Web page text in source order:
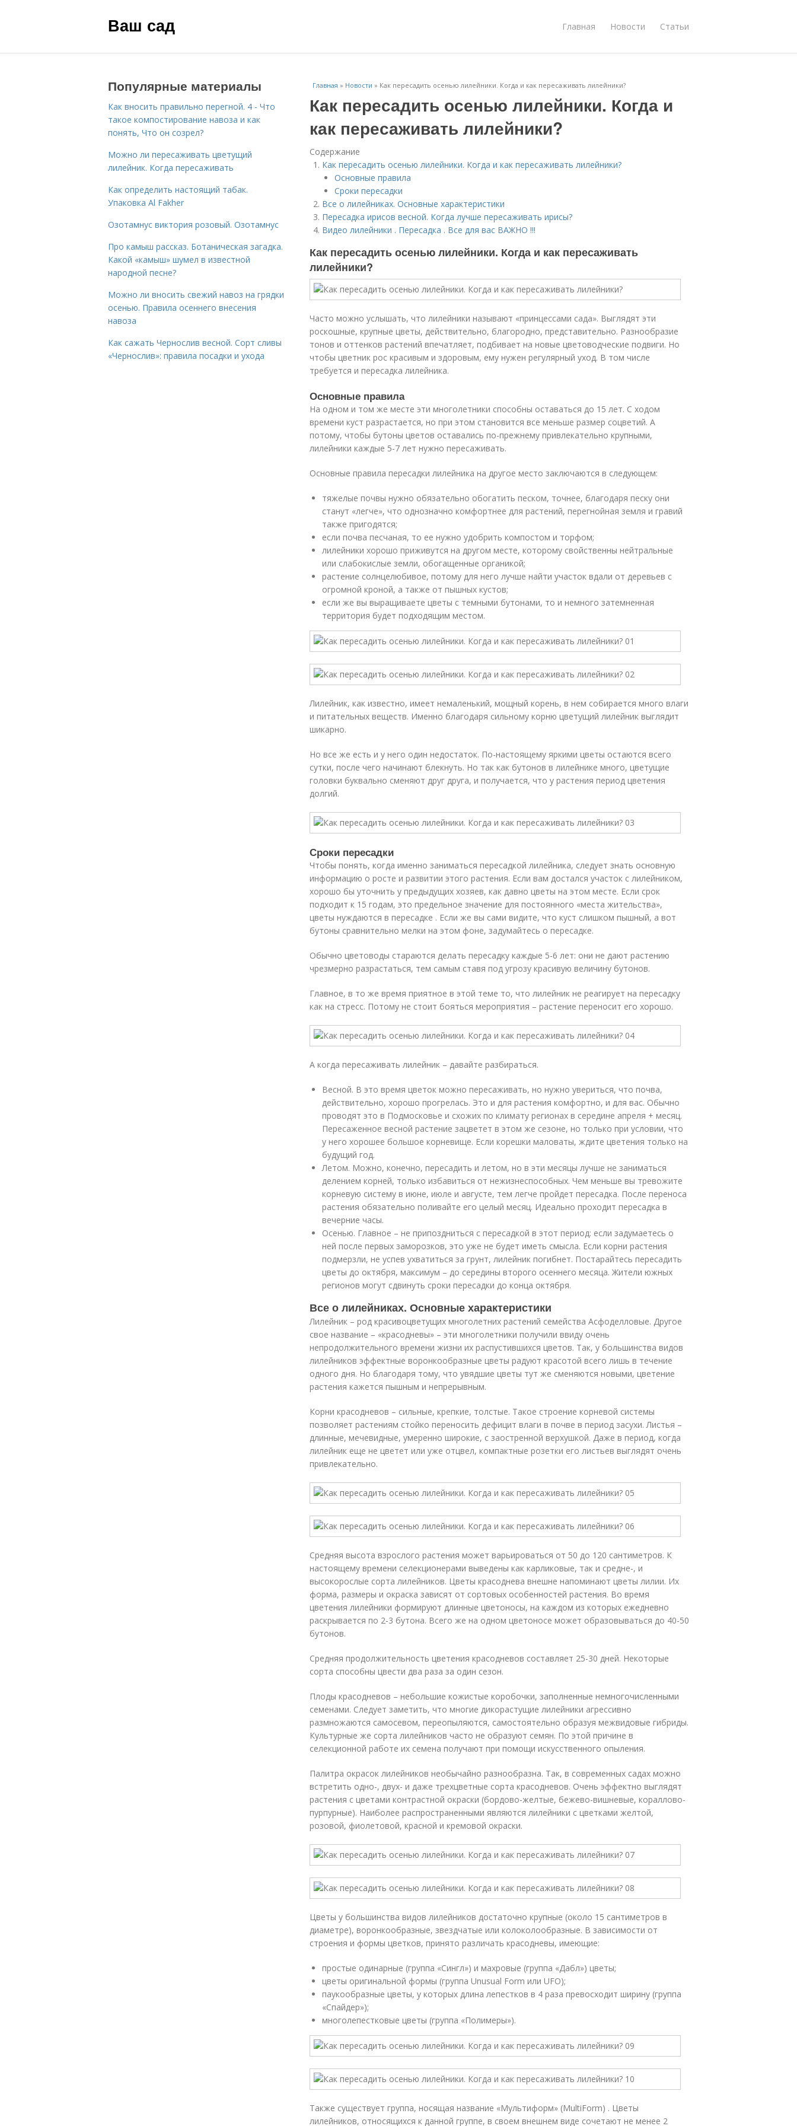
Ваш сад Главная Новости Статьи
Главная » Новости » Как пересадить осенью лилейники. Когда и как пересаживать лилейники?
Как пересадить осенью лилейники. Когда и
как пересаживать лилейники?
Содержание
Как пересадить осенью лилейники. Когда и как пересаживать лилейники?
Основные правила
Сроки пересадки
Все о лилейниках. Основные характеристики
Пересадка ирисов весной. Когда лучше пересаживать ирисы?
Видео лилейники . Пересадка . Все для вас ВАЖНО !!!
Как пересадить осенью лилейники. Когда и как пересаживать
лилейники?
Часто можно услышать, что лилейники называют «принцессами сада». Выглядят эти
роскошные, крупные цветы, действительно, благородно, представительно. Разнообразие
тонов и оттенков растений впечатляет, подбивает на новые цветоводческие подвиги. Но
чтобы цветник рос красивым и здоровым, ему нужен регулярный уход. В том числе
требуется и пересадка лилейника.
Основные правила
На одном и том же месте эти многолетники способны оставаться до 15 лет. С ходом
времени куст разрастается, но при этом становится все меньше размер соцветий. А
потому, чтобы бутоны цветов оставались по-прежнему привлекательно крупными,
лилейники каждые 5-7 лет нужно пересаживать.
Основные правила пересадки лилейника на другое место заключаются в следующем:
тяжелые почвы нужно обязательно обогатить песком, точнее, благодаря песку они
станут «легче», что однозначно комфортнее для растений, перегнойная земля и гравий
также пригодятся;
если почва песчаная, то ее нужно удобрить компостом и торфом;
лилейники хорошо приживутся на другом месте, которому свойственны нейтральные
или слабокислые земли, обогащенные органикой;
растение солнцелюбивое, потому для него лучше найти участок вдали от деревьев с
огромной кроной, а также от пышных кустов;
если же вы выращиваете цветы с темными бутонами, то и немного затемненная
территория будет подходящим местом.
Лилейник, как известно, имеет немаленький, мощный корень, в нем собирается много влаги
и питательных веществ. Именно благодаря сильному корню цветущий лилейник выглядит
шикарно.
Но все же есть и у него один недостаток. По-настоящему яркими цветы остаются всего
сутки, после чего начинают блекнуть. Но так как бутонов в лилейнике много, цветущие
головки буквально сменяют друг друга, и получается, что у растения период цветения
долгий.
Сроки пересадки
Чтобы понять, когда именно заниматься пересадкой лилейника, следует знать основную
информацию о росте и развитии этого растения. Если вам достался участок с лилейником,
хорошо бы уточнить у предыдущих хозяев, как давно цветы на этом месте. Если срок
подходит к 15 годам, это предельное значение для постоянного «места жительства»,
цветы нуждаются в пересадке . Если же вы сами видите, что куст слишком пышный, а вот
бутоны сравнительно мелки на этом фоне, задумайтесь о пересадке.
Обычно цветоводы стараются делать пересадку каждые 5-6 лет: они не дают растению
чрезмерно разрастаться, тем самым ставя под угрозу красивую величину бутонов.
Главное, в то же время приятное в этой теме то, что лилейник не реагирует на пересадку
как на стресс. Потому не стоит бояться мероприятия – растение переносит его хорошо.
А когда пересаживать лилейник – давайте разбираться.
Весной. В это время цветок можно пересаживать, но нужно увериться, что почва,
действительно, хорошо прогрелась. Это и для растения комфортно, и для вас. Обычно
проводят это в Подмосковье и схожих по климату регионах в середине апреля + месяц.
Пересаженное весной растение зацветет в этом же сезоне, но только при условии, что
у него хорошее большое корневище. Если корешки маловаты, ждите цветения только на
будущий год.
Летом. Можно, конечно, пересадить и летом, но в эти месяцы лучше не заниматься
делением корней, только избавиться от нежизнеспособных. Чем меньше вы тревожите
корневую систему в июне, июле и августе, тем легче пройдет пересадка. После переноса
растения обязательно поливайте его целый месяц. Идеально проходит пересадка в
вечерние часы.
Осенью. Главное – не припоздниться с пересадкой в этот период: если задумаетесь о
ней после первых заморозков, это уже не будет иметь смысла. Если корни растения
подмерзли, не успев ухватиться за грунт, лилейник погибнет. Постарайтесь пересадить
цветы до октября, максимум – до середины второго осеннего месяца. Жители южных
регионов могут сдвинуть сроки пересадки до конца октября.
Все о лилейниках. Основные характеристики
Лилейник – род красивоцветущих многолетних растений семейства Асфоделловые. Другое
свое название – «красодневы» – эти многолетники получили ввиду очень
непродолжительного времени жизни их распустившихся цветов. Так, у большинства видов
лилейников эффектные воронкообразные цветы радуют красотой всего лишь в течение
одного дня. Но благодаря тому, что увядшие цветы тут же сменяются новыми, цветение
растения кажется пышным и непрерывным.
Корни красодневов – сильные, крепкие, толстые. Такое строение корневой системы
позволяет растениям стойко переносить дефицит влаги в почве в период засухи. Листья –
длинные, мечевидные, умеренно широкие, с заостренной верхушкой. Даже в период, когда
лилейник еще не цветет или уже отцвел, компактные розетки его листьев выглядят очень
привлекательно.
Средняя высота взрослого растения может варьироваться от 50 до 120 сантиметров. К
настоящему времени селекционерами выведены как карликовые, так и средне-, и
высокорослые сорта лилейников. Цветы красоднева внешне напоминают цветы лилии. Их
форма, размеры и окраска зависят от сортовых особенностей растения. Во время
цветения лилейники формируют длинные цветоносы, на каждом из которых ежедневно
раскрывается по 2-3 бутона. Всего же на одном цветоносе может образовываться до 40-50
бутонов.
Средняя продолжительность цветения красодневов составляет 25-30 дней. Некоторые
сорта способны цвести два раза за один сезон.
Плоды красодневов – небольшие кожистые коробочки, заполненные немногочисленными
семенами. Следует заметить, что многие дикорастущие лилейники агрессивно
размножаются самосевом, переопыляются, самостоятельно образуя межвидовые гибриды.
Культурные же сорта лилейников часто не образуют семян. По этой причине в
селекционной работе их семена получают при помощи искусственного опыления.
Палитра окрасок лилейников необычайно разнообразна. Так, в современных садах можно
встретить одно-, двух- и даже трехцветные сорта красодневов. Очень эффектно выглядят
растения с цветами контрастной окраски (бордово-желтые, бежево-вишневые, кораллово-
пурпурные). Наиболее распространенными являются лилейники с цветками желтой,
розовой, фиолетовой, красной и кремовой окраски.
Цветы у большинства видов лилейников достаточно крупные (около 15 сантиметров в
диаметре), воронкообразные, звездчатые или колоколообразные. В зависимости от
строения и формы цветков, принято различать красодневы, имеющие:
простые одинарные (группа «Сингл») и махровые (группа «Дабл») цветы;
цветы оригинальной формы (группа Unusual Form или UFO);
паукообразные цветы, у которых длина лепестков в 4 раза превосходит ширину (группа
«Спайдер»);
многолепестковые цветы (группа «Полимеры»).
Также существует группа, носящая название «Мультиформ» (MultiForm) . Цветы
лилейников, относящихся к данной группе, в своем внешнем виде сочетают не менее 2
Популярные материалы
Как вносить правильно перегной. 4 - Что
такое компостирование навоза и как
понять, Что он созрел?
Можно ли пересаживать цветущий
лилейник. Когда пересаживать
Как определить настоящий табак.
Упаковка Al Fakher
Озотамнус виктория розовый. Озотамнус
Про камыш рассказ. Ботаническая загадка.
Какой «камыш» шумел в известной
народной песне?
Можно ли вносить свежий навоз на грядки
осенью. Правила осеннего внесения
навоза
Как сажать Чернослив весной. Сорт сливы
«Чернослив»: правила посадки и ухода